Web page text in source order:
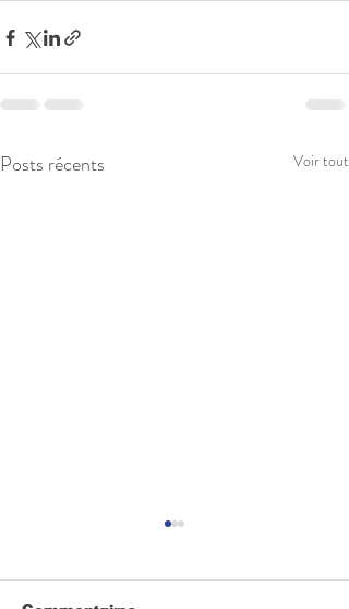
Posts récents Voir tout